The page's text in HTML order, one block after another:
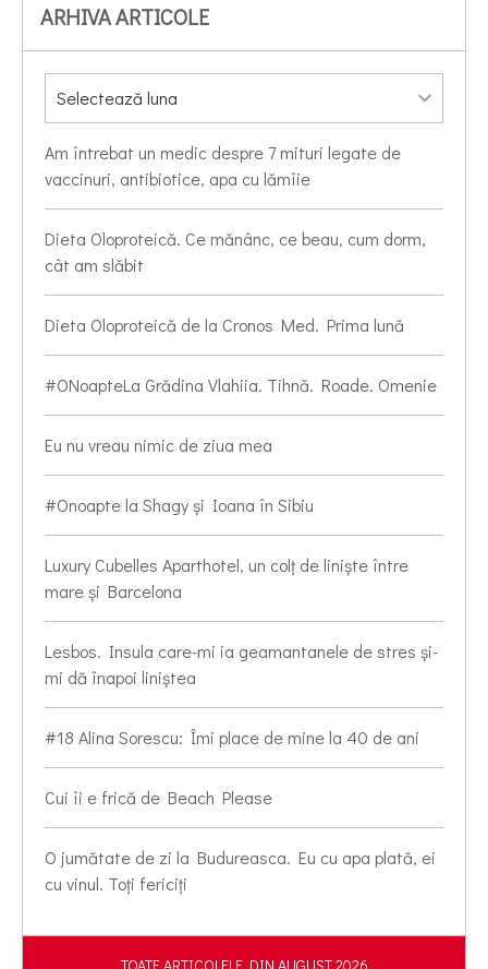
ARHIVA ARTICOLE
Am întrebat un medic despre 7 mituri legate de
vaccinuri, antibiotice, apa cu lămîie
Dieta Oloproteică. Ce mănânc, ce beau, cum dorm,
cât am slăbit
Dieta Oloproteică de la Cronos Med. Prima lună
#ONoapteLa Grădina Vlahiia. Tihnă. Roade. Omenie
Eu nu vreau nimic de ziua mea
#Onoapte la Shagy și Ioana în Sibiu
Luxury Cubelles Aparthotel, un colț de liniște între
mare și Barcelona
Lesbos. Insula care-mi ia geamantanele de stres și-
mi dă înapoi liniștea
#18 Alina Sorescu: Îmi place de mine la 40 de ani
Cui îi e frică de Beach Please
O jumătate de zi la Budureasca. Eu cu apa plată, ei
cu vinul. Toți fericiți